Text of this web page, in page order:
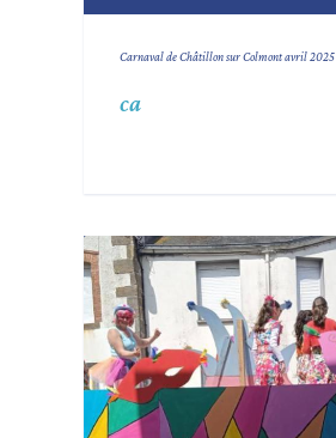
Carnaval de Châtillon sur Colmont avril 2025
ca